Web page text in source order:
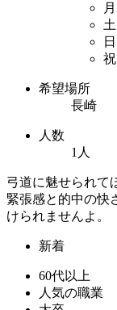
月
土
日
祝
希望場所
長崎
人数
1人
弓道に魅せられて
緊張感と的中の快
けられませんよ。
新着
60代以上
人気の職業